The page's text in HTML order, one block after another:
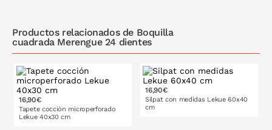
Productos relacionados de Boquilla
cuadrada Merengue 24 dientes
16,90€
Tapete cocción microperforado
Lekue 40x30 cm
16,90€
Silpat con medidas Lekue 60x40
cm